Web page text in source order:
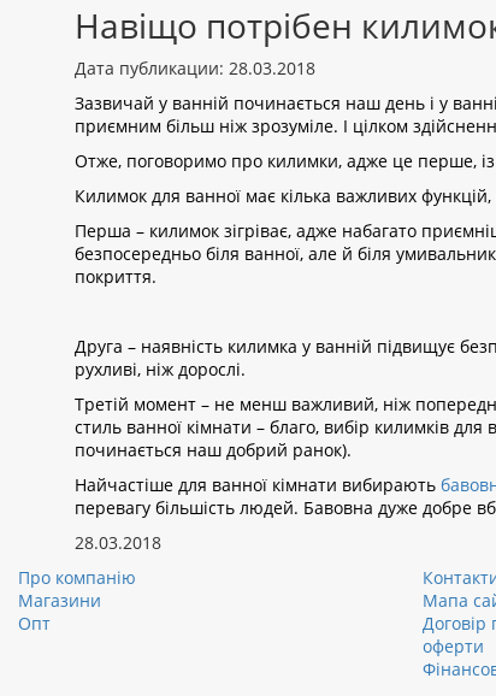
Навіщо потрібен
Дата публикации: 28.03.2018
Зазвичай у ванній починається наш день і у
приємним більш ніж зрозуміле. І цілком
Отже, поговоримо про килимки, адже це перше,
Килимок для ванної має кілька важливих
Перша – килимок зігріває, адже набагато
безпосередньо біля ванної, але й біля
покриття.
Друга – наявність килимка у ванній підвищує
рухливі, ніж дорослі.
Третій момент – не менш важливий, ніж
стиль ванної кімнати – благо, вибір килимків
починається наш добрий ранок).
Найчастіше для ванної кімнати вибирають
перевагу більшість людей. Бавовна дуже добре
28.03.2018
Про компанію
Магазини
Опт
Мапа
Договір
оферти